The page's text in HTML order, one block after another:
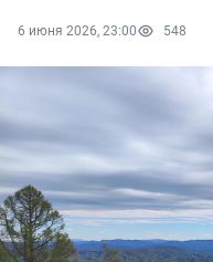
6 июня 2026, 23:00 548